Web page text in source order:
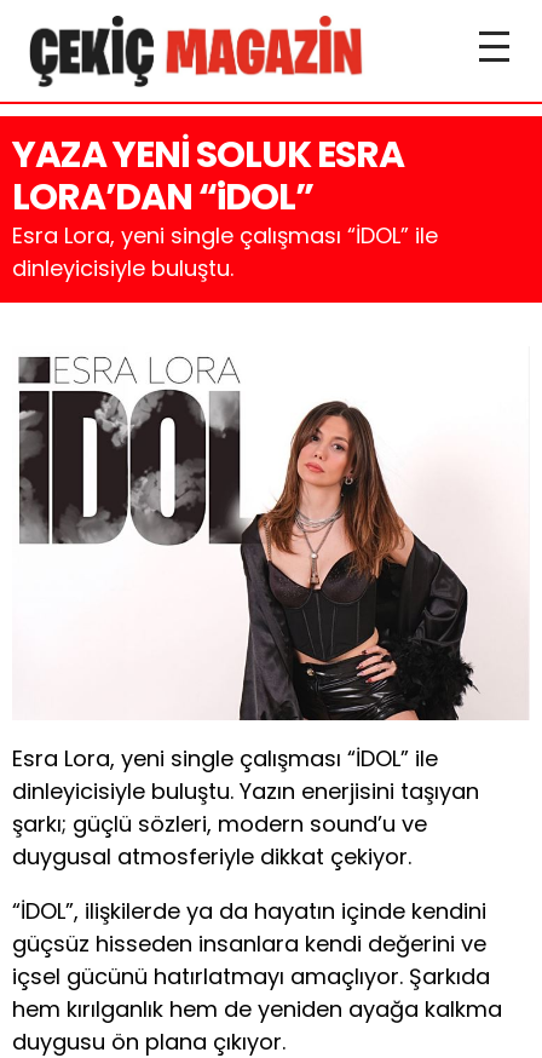
YAZA YENİ SOLUK ESRA
LORA’DAN “iDOL”
Esra Lora, yeni single çalışması “İDOL” ile
dinleyicisiyle buluştu.
Esra Lora, yeni single çalışması “İDOL” ile
dinleyicisiyle buluştu. Yazın enerjisini taşıyan
şarkı; güçlü sözleri, modern sound’u ve
duygusal atmosferiyle dikkat çekiyor.
“İDOL”, ilişkilerde ya da hayatın içinde kendini
güçsüz hisseden insanlara kendi değerini ve
içsel gücünü hatırlatmayı amaçlıyor. Şarkıda
hem kırılganlık hem de yeniden ayağa kalkma
duygusu ön plana çıkıyor.